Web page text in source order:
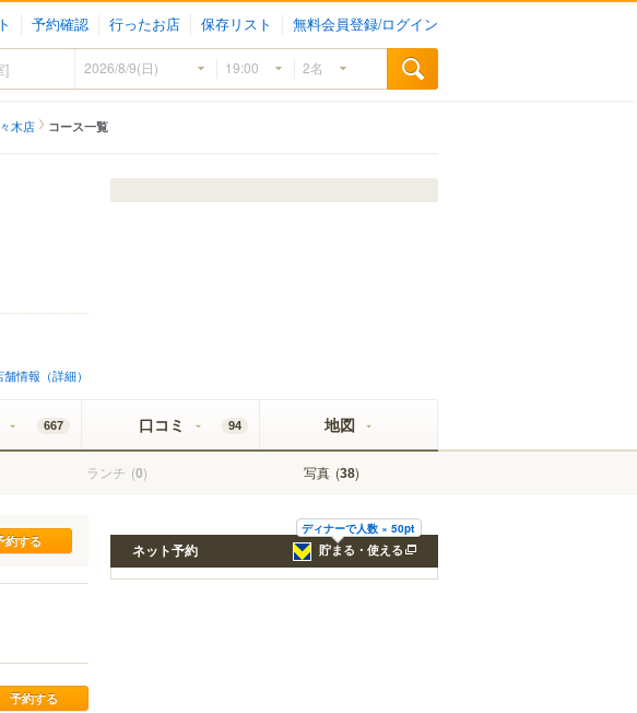
予約確認 行ったお店 保存リスト 無料会員登録/ログイン
木店 コース一覧
舗情報（詳細）
ランチ (0) 写真 (38)
667 口コミ 94 地図
予約する
ディナーで人数 × 50pt
貯まる・使える
ネット予約